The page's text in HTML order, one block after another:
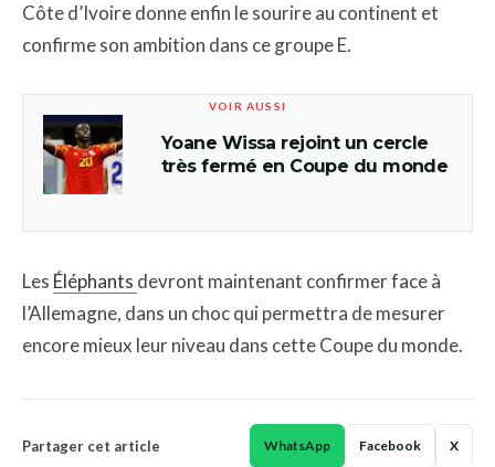
Côte d’Ivoire donne enfin le sourire au continent et
confirme son ambition dans ce groupe E.
VOIR AUSSI
Yoane Wissa rejoint un cercle
très fermé en Coupe du monde
Les Éléphants devront maintenant confirmer face à
l’Allemagne, dans un choc qui permettra de mesurer
encore mieux leur niveau dans cette Coupe du monde.
Partager cet article WhatsApp Facebook X